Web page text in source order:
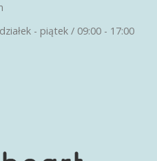
- piątek / 09:00 - 17:00